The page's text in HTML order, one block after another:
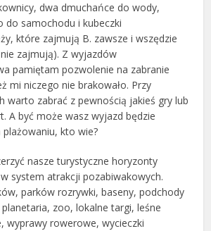
dwa dmuchańce do wody,
do samochodu i kubeczki
które zajmują B. zawsze i wszędzie
zajmują). Z wyjazdów
pamiętam pozwolenie na zabranie
mi niczego nie brakowało. Przy
warto zabrać z pewnością jakieś gry lub
A być może wasz wyjazd będzie
plażowaniu, kto wie?
nasze turystyczne horyzonty
system atrakcji pozabiwakowych.
parków rozrywki, baseny, podchody
zoo, lokalne targi, leśne
wyprawy rowerowe, wycieczki